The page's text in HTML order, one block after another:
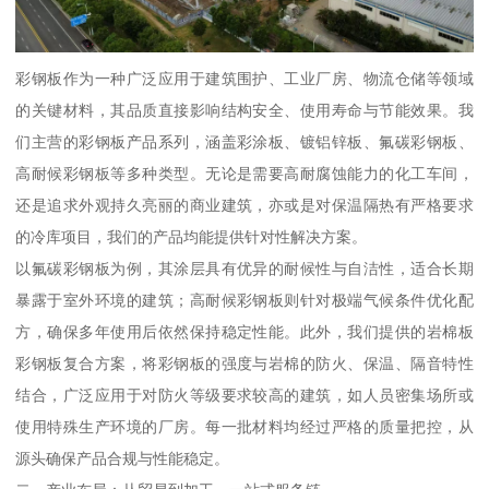
彩钢板作为一种广泛应用于建筑围护、工业厂房、物流仓储等领域
的关键材料，其品质直接影响结构安全、使用寿命与节能效果。我
们主营的彩钢板产品系列，涵盖彩涂板、镀铝锌板、氟碳彩钢板、
高耐候彩钢板等多种类型。无论是需要高耐腐蚀能力的化工车间，
还是追求外观持久亮丽的商业建筑，亦或是对保温隔热有严格要求
的冷库项目，我们的产品均能提供针对性解决方案。
以氟碳彩钢板为例，其涂层具有优异的耐候性与自洁性，适合长期
暴露于室外环境的建筑；高耐候彩钢板则针对极端气候条件优化配
方，确保多年使用后依然保持稳定性能。此外，我们提供的岩棉板
彩钢板复合方案，将彩钢板的强度与岩棉的防火、保温、隔音特性
结合，广泛应用于对防火等级要求较高的建筑，如人员密集场所或
使用特殊生产环境的厂房。每一批材料均经过严格的质量把控，从
源头确保产品合规与性能稳定。